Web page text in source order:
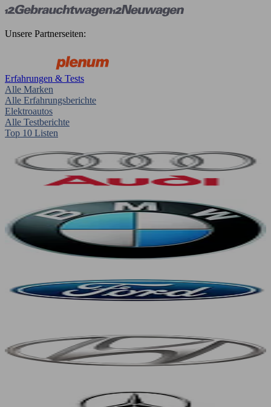
Unsere Partnerseiten:
Erfahrungen & Tests
Alle Marken
Alle Erfahrungsberichte
Elektroautos
Alle Testberichte
Top 10 Listen